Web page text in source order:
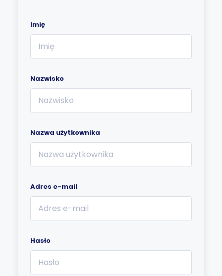
Imię
Nazwisko
Nazwa użytkownika
Adres e-mail
Hasło